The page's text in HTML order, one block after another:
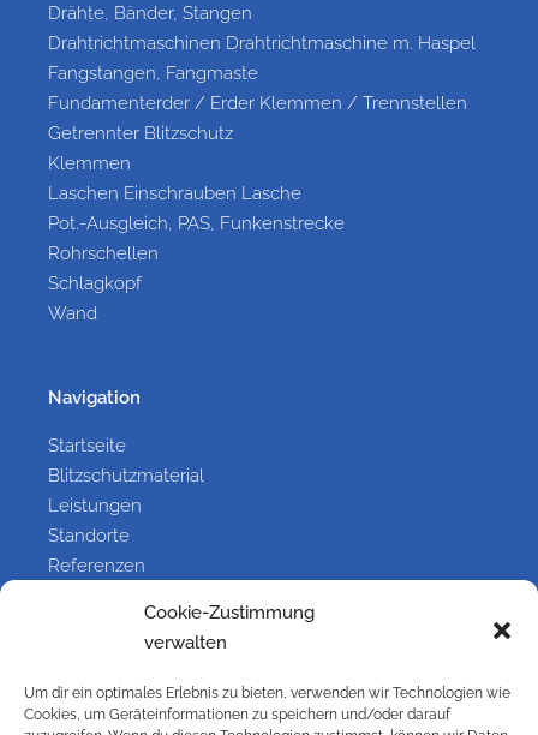
Cookie-Zustimmung
verwalten
Um dir ein optimales Erlebnis zu bieten, verwenden wir Technologien wie
Cookies, um Geräteinformationen zu speichern und/oder darauf
Drähte, Bänder, Stangen
Drahtrichtmaschinen Drahtrichtmaschine m. Haspel
Fangstangen, Fangmaste
Fundamenterder / Erder Klemmen / Trennstellen
Getrennter Blitzschutz
Klemmen
Laschen Einschrauben Lasche
Pot.-Ausgleich, PAS, Funkenstrecke
Rohrschellen
Schlagkopf
Wand
Navigation
Startseite
Blitzschutzmaterial
Leistungen
Standorte
Referenzen
Information